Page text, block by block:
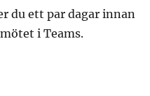
du ett par dagar innan
i Teams.